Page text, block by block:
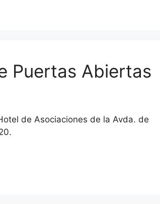
Puertas Abiertas
de Asociaciones de la Avda. de